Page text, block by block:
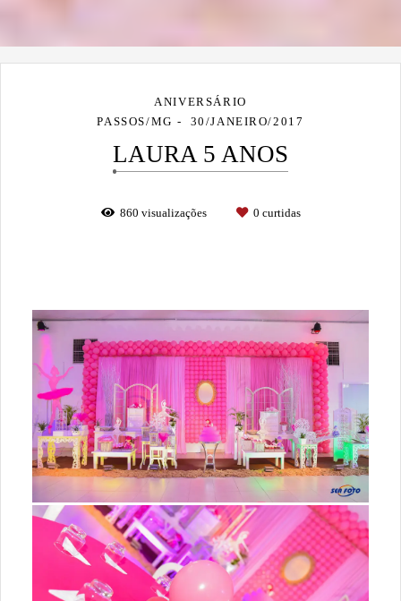
ANIVERSÁRIO
PASSOS/MG
30/JANEIRO/2017
LAURA 5 ANOS
860 visualizações 0 curtidas